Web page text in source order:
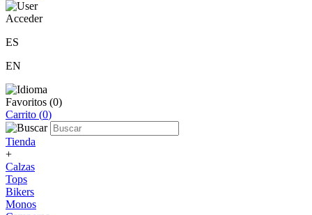
Acceder
ES
EN
Favoritos (0)
Carrito (0)
Tienda
+
Calzas
Tops
Bikers
Monos